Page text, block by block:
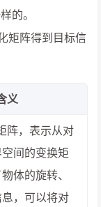
的。
矩阵得到目标信
义
阵，表示从对
间的变换矩
体的旋转、
，可以将对